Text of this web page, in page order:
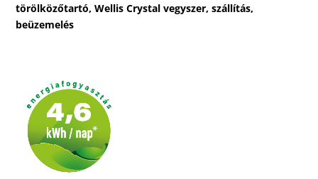
törölközőtartó, Wellis Crystal vegyszer, szállítás,
beüzemelés